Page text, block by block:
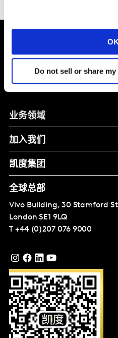
OK
Do not sell or share
塑造你的
品牌未来
业务领域
加入我们
凯度集团
全球总部
Vivo Building, 30 Stamford
London SE1 9LQ
T +44 (0)207 076 9000